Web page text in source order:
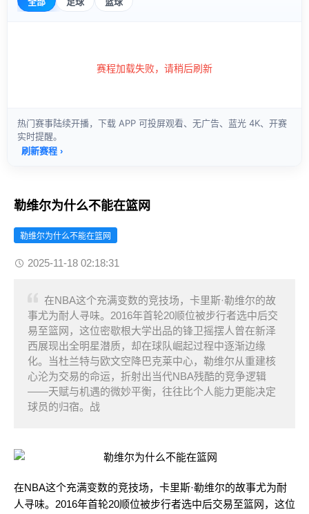
勒维尔为什么不能在篮网
勒维尔为什么不能在篮网
2025-11-18 02:18:31
在NBA这个充满变数的竞技场，卡里斯·勒维尔的故
事尤为耐人寻味。2016年首轮20顺位被步行者选中后交
易至篮网，这位密歇根大学出品的锋卫摇摆人曾在新泽
西展现出全明星潜质，却在球队崛起过程中逐渐边缘
化。当杜兰特与欧文空降巴克莱中心，勒维尔从重建核
心沦为交易的命运，折射出当代NBA残酷的竞争逻辑
——天赋与机遇的微妙平衡，往往比个人能力更能决定
球员的归宿。战
在NBA这个充满变数的竞技场，卡里斯·勒维尔的故事尤为耐
人寻味。2016年首轮20顺位被步行者选中后交易至篮网，这位